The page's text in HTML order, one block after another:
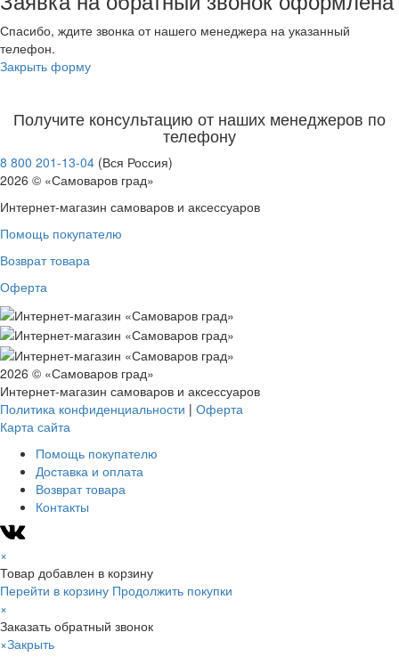
Спасибо, ждите звонка от нашего менеджера на указанный
телефон.
Закрыть форму
Получите консультацию от наших менеджеров по
телефону
8 800 201-13-04 (Вся Россия)
2026 © «Самоваров град»
Интернет-магазин самоваров и аксессуаров
Помощь покупателю
Возврат товара
Оферта
2026 © «Самоваров град»
Интернет-магазин самоваров и аксессуаров
Политика конфиденциальности | Оферта
Карта сайта
Помощь покупателю
Доставка и оплата
Возврат товара
Контакты
×
Товар добавлен в корзину
Перейти в корзину Продолжить покупки
×
Заказать обратный звонок
×Закрыть